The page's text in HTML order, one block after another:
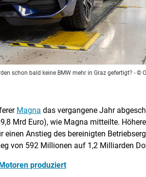
schon bald keine BMW mehr in Graz gefertigt? - ©
Magna das vergangene Jahr
Mrd Euro), wie Magna mitteilte.
Anstieg des bereinigten
von 592 Millionen auf 1,2 Milliarden
produziert